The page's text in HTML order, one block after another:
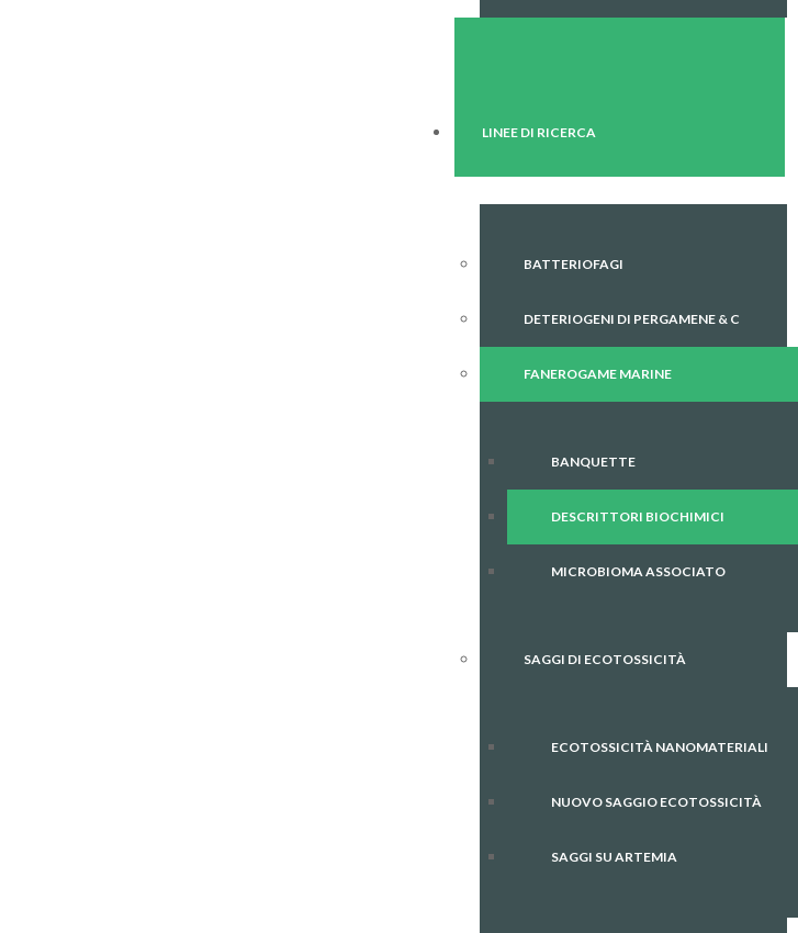
LINEE DI RICERCA
BATTERIOFAGI
DETERIOGENI DI PERGAMENE & C
FANEROGAME MARINE
BANQUETTE
DESCRITTORI BIOCHIMICI
MICROBIOMA ASSOCIATO
SAGGI DI ECOTOSSICITÀ
ECOTOSSICITÀ NANOMATERIALI
NUOVO SAGGIO ECOTOSSICITÀ
SAGGI SU ARTEMIA